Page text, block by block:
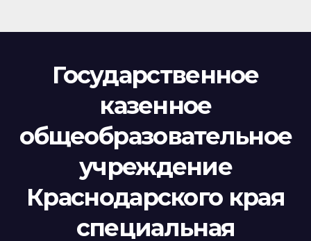
Государственное
казенное
общеобразовательное
учреждение
Краснодарского края
специальная